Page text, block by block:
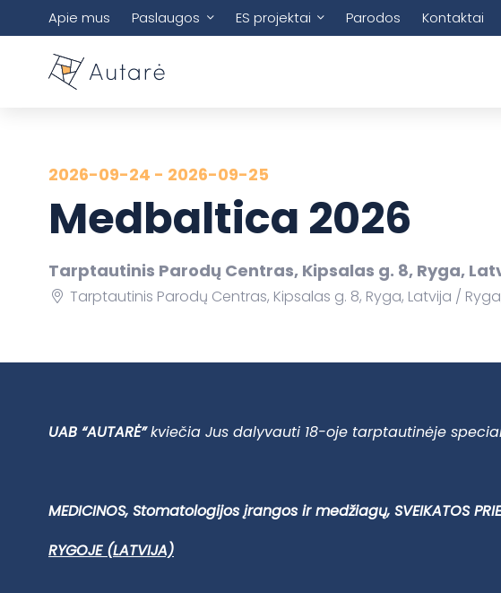
Apie mus Paslaugos ES projektai Parodos Kontaktai
2026-09-24 - 2026-09-25
Medbaltica 2026
Tarptautinis Parodų Centras, Kipsalas g. 8, Ryga,
Tarptautinis Parodų Centras, Kipsalas g. 8, Ryga, Latvija
UAB “AUTARĖ”kviečia Jus dalyvauti 18-oje tarptautinėje
MEDICINOS, Stomatologijos įrangos ir medžiagų, SVEIKATOS
RYGOJE (LATVIJA)